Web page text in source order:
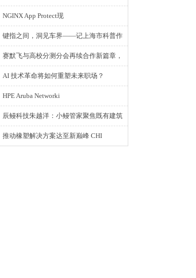
NGINX App Protect现
键指之间，洞见车界——记上海市科普作
赛默飞与高校分测分会再续合作新篇章，
AI 技术革命将如何重塑未来职场？
HPE Aruba Networki
辰鳗科技朱越洋：小鳗管家聚焦既有建筑
推动橡塑解决方案达至新巅峰 CHI